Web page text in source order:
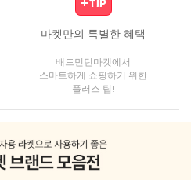
마켓만의 특별한 혜택
배드민턴마켓에서
스마트하게 쇼핑하기 위한
플러스 팁!